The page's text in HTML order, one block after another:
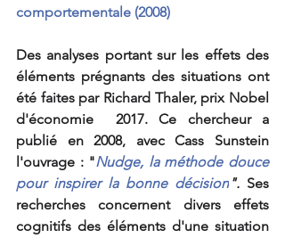
comportementale (2008)
Des analyses portant sur les effets des
éléments prégnants des situations ont
été faites par Richard Thaler, prix Nobel
d'économie  2017. Ce chercheur a
publié en 2008, avec Cass Sunstein
l'ouvrage : "Nudge, la méthode douce
pour inspirer la bonne décision ". Ses
recherches concernent divers effets
cognitifs des éléments d'une situation